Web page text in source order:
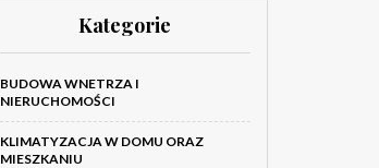
Kategorie
BUDOWA WNETRZA I
NIERUCHOMOŚCI
KLIMATYZACJA W DOMU ORAZ
MIESZKANIU